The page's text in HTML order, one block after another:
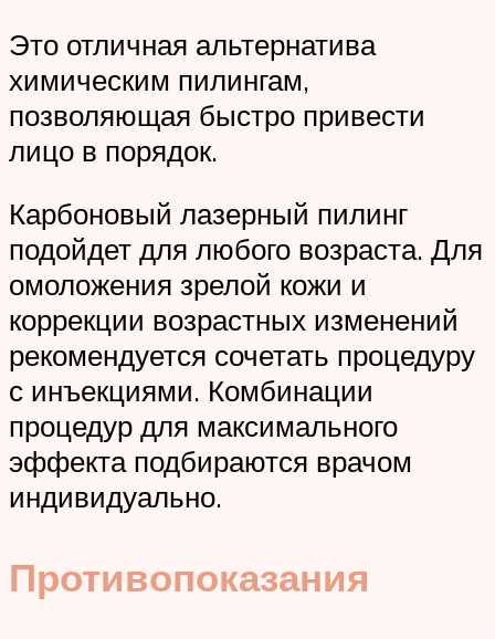
Это отличная альтернатива
химическим пилингам,
позволяющая быстро привести
лицо в порядок.
Карбоновый лазерный пилинг
подойдет для любого возраста. Для
омоложения зрелой кожи и
коррекции возрастных изменений
рекомендуется сочетать процедуру
с инъекциями. Комбинации
процедур для максимального
эффекта подбираются врачом
индивидуально.
Противопоказания